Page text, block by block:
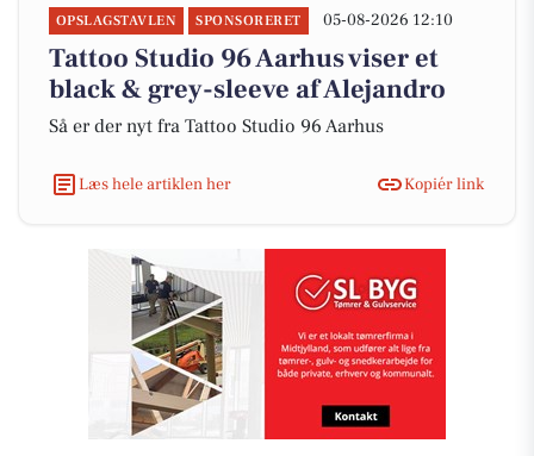
OPSLAGSTAVLEN SPONSORERET 05-08-2026 12:10
Tattoo Studio 96 Aarhus viser et
black & grey-sleeve af Alejandro
Så er der nyt fra Tattoo Studio 96 Aarhus
Læs hele artiklen her Kopiér link